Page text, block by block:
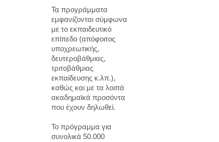
Τα προγράμματα
εμφανίζονται σύμφωνα
με το εκπαιδευτικό
επίπεδο (απόφοιτος
υποχρεωτικής,
δευτεροβάθμιας,
τριτοβάθμιας
εκπαίδευσης κ.λπ.),
καθώς και με τα λοιπά
ακαδημαϊκά προσόντα
που έχουν δηλωθεί.
Το πρόγραμμα για
συνολικά 50.000